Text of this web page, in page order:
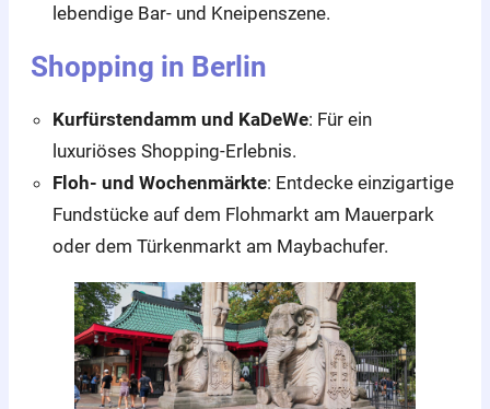
lebendige Bar- und Kneipenszene.
Shopping in Berlin
Kurfürstendamm und KaDeWe: Für ein
luxuriöses Shopping-Erlebnis.
Floh- und Wochenmärkte: Entdecke einzigartige
Fundstücke auf dem Flohmarkt am Mauerpark
oder dem Türkenmarkt am Maybachufer.